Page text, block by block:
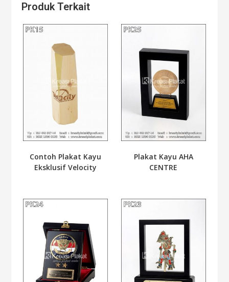
Produk Terkait
Contoh Plakat Kayu
Eksklusif Velocity
Plakat Kayu AHA
CENTRE